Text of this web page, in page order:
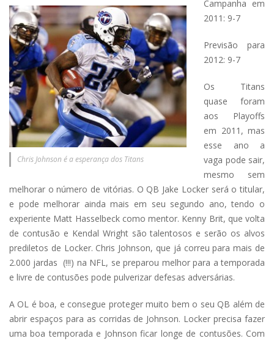
Chris Johnson é a esperança dos Titans
Campanha em
2011: 9-7
Previsão para
2012: 9-7
Os Titans
quase foram
aos Playoffs
em 2011, mas
esse ano a
vaga pode sair,
mesmo sem
melhorar o número de vitórias. O QB Jake Locker será o titular,
e pode melhorar ainda mais em seu segundo ano, tendo o
experiente Matt Hasselbeck como mentor. Kenny Brit, que volta
de contusão e Kendal Wright são talentosos e serão os alvos
prediletos de Locker. Chris Johnson, que já correu para mais de
2.000 jardas (!!!) na NFL, se preparou melhor para a temporada
e livre de contusões pode pulverizar defesas adversárias.
A OL é boa, e consegue proteger muito bem o seu QB além de
abrir espaços para as corridas de Johnson. Locker precisa fazer
uma boa temporada e Johnson ficar longe de contusões. Com